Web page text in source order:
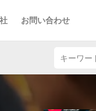
お問い合わせ